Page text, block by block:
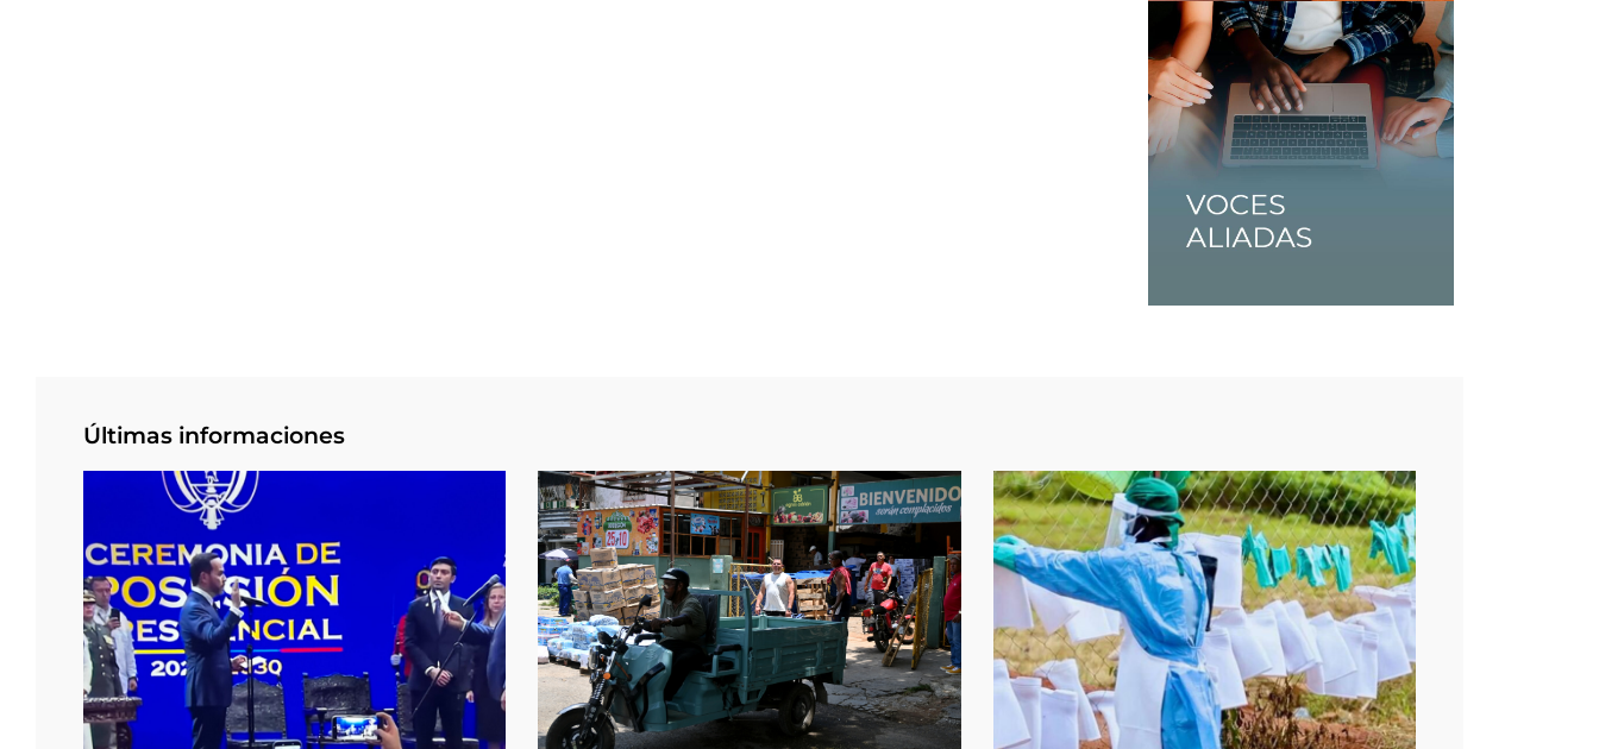
Últimas informaciones